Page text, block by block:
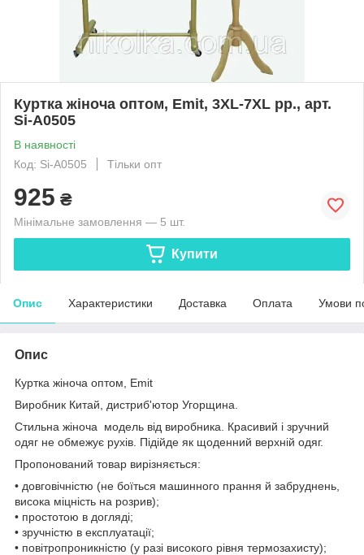
Куртка жіноча оптом, Emit, 3XL-7XL рр., арт.
Si-A0505
В наявності
Код: Si-A0505
Тільки опт
925 ₴
Мінімальне замовлення — 5 шт.
Купити
Опис Характеристики Доставка Оплата Умови
Опис
Куртка жіноча оптом, Emit
Виробник Китай, дистриб'ютор Угорщина.
Стильна жіноча модель від виробника. Красивий і зручний
одяг не обмежує рухів. Підійде як щоденний верхній одяг.
Пропонований товар вирізняється:
• довговічністю (не боїться машинного прання й забруднень,
висока міцність на розрив);
• простотою в догляді;
• зручністю в експлуатації;
• повітропроникністю (у разі високого рівня термозахисту);